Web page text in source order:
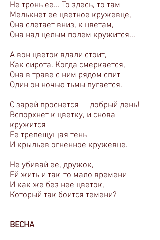
Не тронь ее... То здесь, то там
Мелькнет ее цветное кружевце,
Она слетает вниз, к цветам,
Она над целым полем кружится...
А вон цветок вдали стоит,
Как сирота. Когда смеркается,
Она в траве с ним рядом спит —
Один он ночью тьмы пугается.
С зарей проснется — добрый день!
Вспорхнет к цветку, и снова
кружится
Ее трепещущая тень
И крыльев огненное кружевце.
Не убивай ее, дружок,
Ей жить и так-то мало времени
И как же без нее цветок,
Который так боится темени?
ВЕСНА